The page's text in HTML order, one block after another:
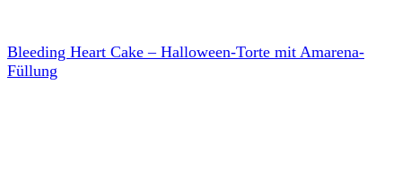
Bleeding Heart Cake – Halloween-Torte mit Amarena-
Füllung